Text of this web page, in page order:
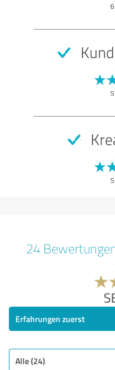
24
Erfahrungen zuerst
Alle (24)